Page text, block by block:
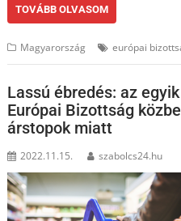
TOVÁBB OLVASOM
Magyarország európai
Lassú ébredés: az
Európai Bizottság
árstopok miatt
2022.11.15. szabolcs24.hu